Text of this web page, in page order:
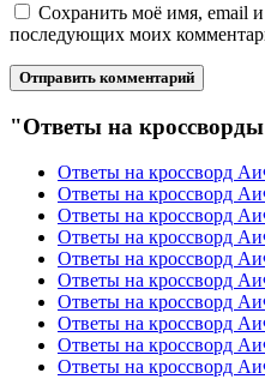
Сохранить моё имя, email и
последующих моих
"Ответы на
Ответы на кроссворд
Ответы на кроссворд
Ответы на кроссворд
Ответы на кроссворд
Ответы на кроссворд
Ответы на кроссворд
Ответы на кроссворд
Ответы на кроссворд
Ответы на кроссворд
Ответы на кроссворд